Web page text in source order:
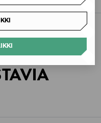
01730 Vantaa,
Original Price
14,90 €